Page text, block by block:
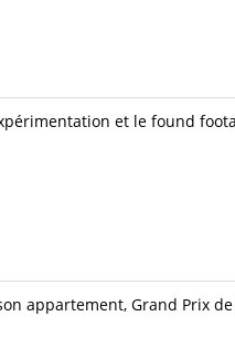
et le found
appartement, Grand Prix